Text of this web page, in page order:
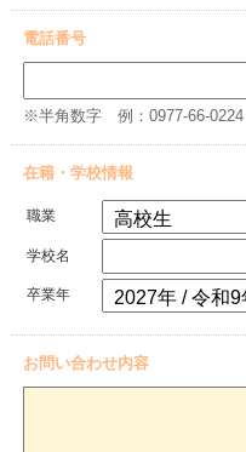
電話番号
※半角数字 例：0977-66-0224
在籍・学校情報
職業
学校名
卒業年
お問い合わせ内容